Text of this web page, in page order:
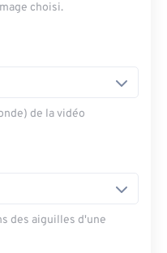
choisi.
de la vidéo
des aiguilles d'une